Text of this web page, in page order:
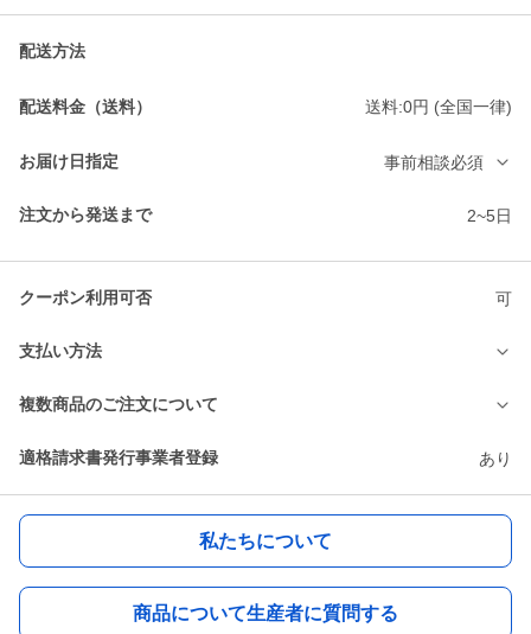
配送方法
配送料金（送料） 送料:0円 (全国一律)
お届け日指定 事前相談必須
注文から発送まで 2~5日
クーポン利用可否 可
支払い方法
複数商品のご注文について
適格請求書発行事業者登録 あり
私たちについて
商品について生産者に質問する